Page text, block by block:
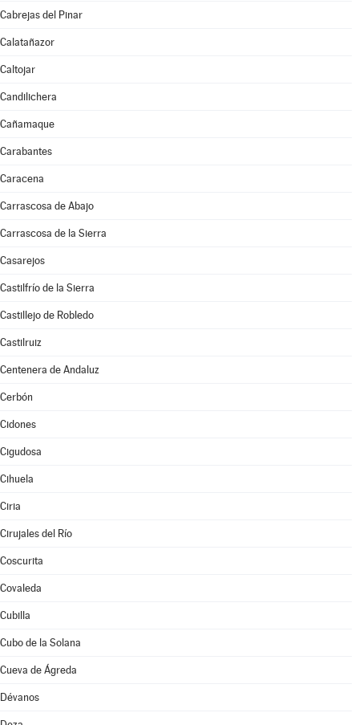
Cabrejas del Pinar
Calatañazor
Caltojar
Candilichera
Cañamaque
Carabantes
Caracena
Carrascosa de Abajo
Carrascosa de la Sierra
Casarejos
Castilfrío de la Sierra
Castillejo de Robledo
Castilruiz
Centenera de Andaluz
Cerbón
Cidones
Cigudosa
Cihuela
Ciria
Cirujales del Río
Coscurita
Covaleda
Cubilla
Cubo de la Solana
Cueva de Ágreda
Dévanos